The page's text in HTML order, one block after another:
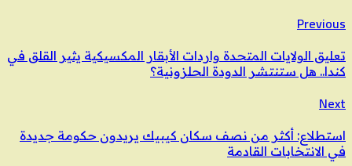
Previous
تعليق الولايات المتحدة واردات الأبقار المكسيكية يثير القلق في
كندا.. هل ستنتشر الدودة الحلزونية؟
Next
استطلاع: أكثر من نصف سكان كيبيك يريدون حكومة جديدة
في الانتخابات القادمة